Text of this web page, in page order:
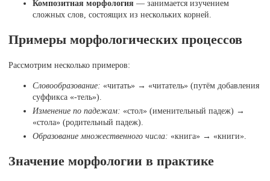
Композитная морфология — занимается изучением
сложных слов, состоящих из нескольких корней.
Примеры морфологических процессов
Рассмотрим несколько примеров:
Словообразование: «читать» → «читатель» (путём добавления
суффикса «-тель»).
Изменение по падежам: «стол» (именительный падеж) →
«стола» (родительный падеж).
Образование множественного числа: «книга» → «книги».
Значение морфологии в практике